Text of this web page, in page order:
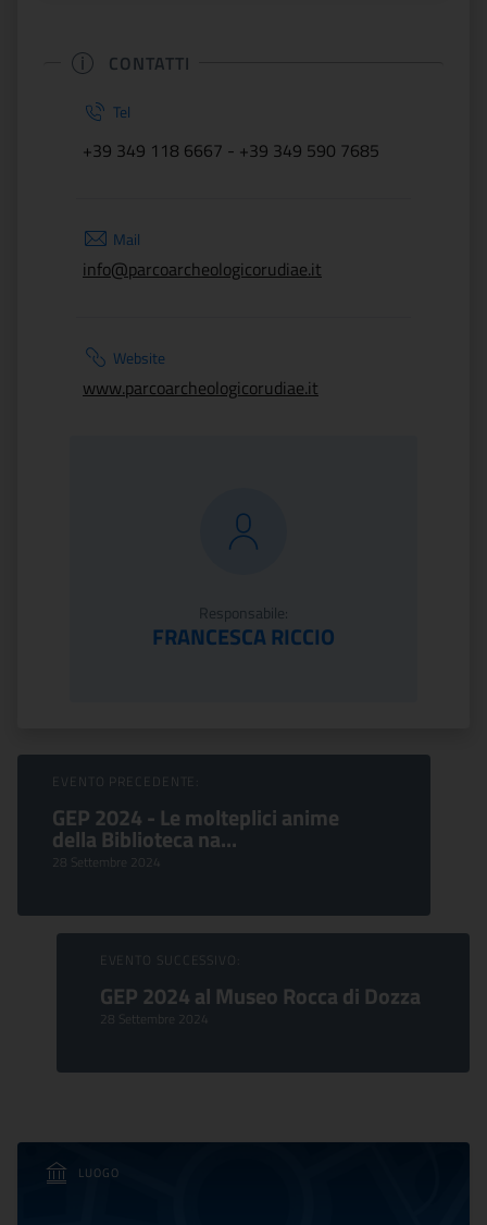
CONTATTI
Tel
+39 349 118 6667 - +39 349 590 7685
Mail
info@parcoarcheologicorudiae.it
Website
www.parcoarcheologicorudiae.it
Responsabile:
FRANCESCA RICCIO
Sfoglia Eventi
EVENTO PRECEDENTE:
GEP 2024 - Le molteplici anime
della Biblioteca na...
28 Settembre 2024
EVENTO SUCCESSIVO:
GEP 2024 al Museo Rocca di Dozza
28 Settembre 2024
LUOGO